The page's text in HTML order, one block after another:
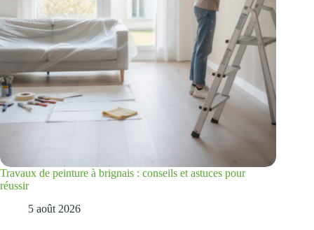
Travaux de peinture à brignais : conseils et astuces pour
réussir
5 août 2026